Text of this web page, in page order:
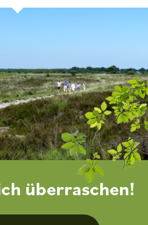
überraschen!